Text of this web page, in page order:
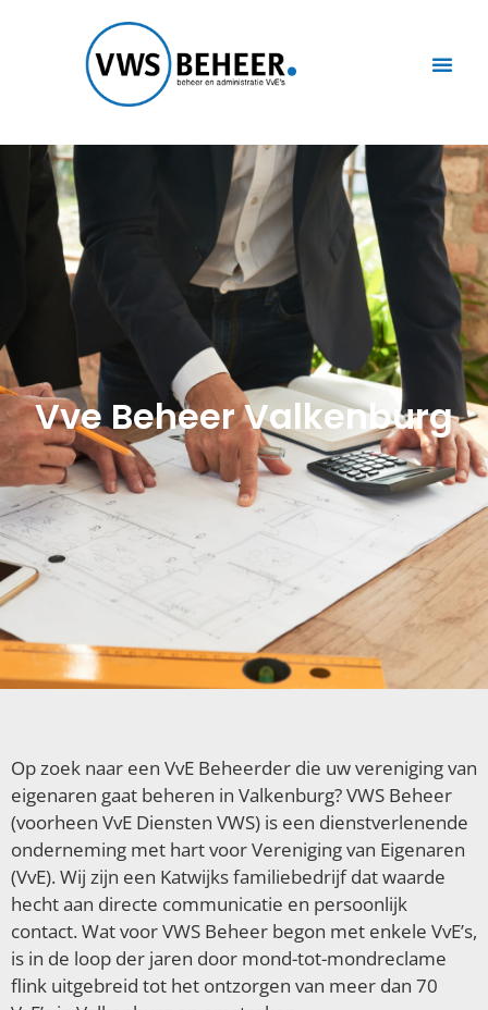
Vve Beheer Valkenburg
Op zoek naar een VvE Beheerder die uw vereniging van
eigenaren gaat beheren in Valkenburg? VWS Beheer
(voorheen VvE Diensten VWS) is een dienstverlenende
onderneming met hart voor Vereniging van Eigenaren
(VvE). Wij zijn een Katwijks familiebedrijf dat waarde
hecht aan directe communicatie en persoonlijk
contact. Wat voor VWS Beheer begon met enkele VvE’s,
is in de loop der jaren door mond-tot-mondreclame
flink uitgebreid tot het ontzorgen van meer dan 70